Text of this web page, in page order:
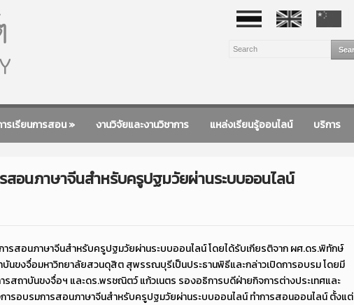
รเรียนการสอน» งานวิจัยและงานวิชาการ แหล่งเรียนรู้ออนไลน์ บริการ
อนภาษาจีนสำหรับครูปฐมวัยผ่านระบบออนไลน์
สอนภาษาจีนสำหรับครูปฐมวัยผ่านระบบออนไลน์ โดยได้รับเกียรติจาก ผศ.ดร.พิทักษ์
นขงจื่อมหาวิทยาลัยสวนดุสิต สุพรรณบุรีเป็นประธานพิธีและกล่าวเปิดการอบรม โดยมี
สถาบันขงจื่อฯ และดร.พรชณิตว์ แก้วเนตร รองอธิการบดีฝ่ายกิจการต่างประเทศและ
ารอบรมการสอนภาษาจีนสำหรับครูปฐมวัยผ่านระบบออนไลน์ ทำการสอนออนไลน์ ตั้งแต่